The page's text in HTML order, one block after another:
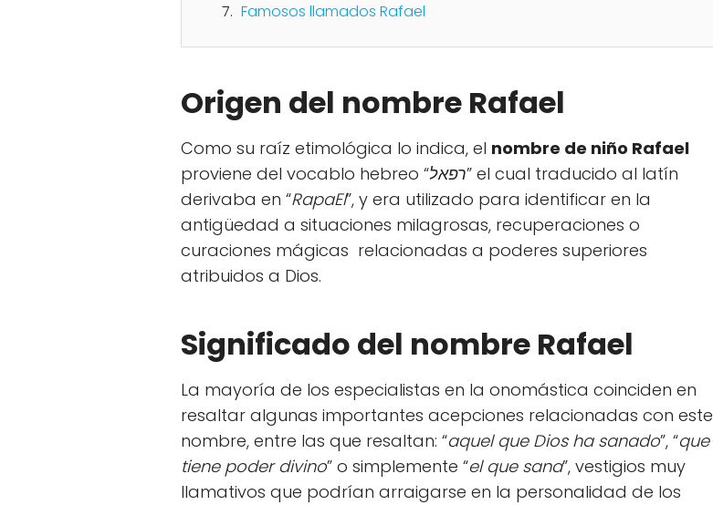
Famosos llamados Rafael
Origen del nombre Rafael
Como su raíz etimológica lo indica, el nombre de niño Rafael
proviene del vocablo hebreo “רפאל” el cual traducido al latín
derivaba en “RapaEl”, y era utilizado para identificar en la
antigüedad a situaciones milagrosas, recuperaciones o
curaciones mágicas relacionadas a poderes superiores
atribuidos a Dios.
Significado del nombre Rafael
La mayoría de los especialistas en la onomástica coinciden en
resaltar algunas importantes acepciones relacionadas con este
nombre, entre las que resaltan: “aquel que Dios ha sanado”, “que
tiene poder divino” o simplemente “el que sana”, vestigios muy
llamativos que podrían arraigarse en la personalidad de los